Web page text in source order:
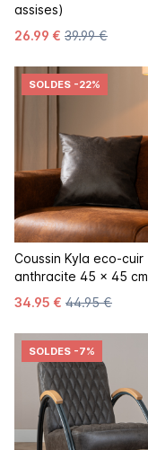
assises)
26.99 € 39.99 €
SOLDES -22%
Coussin Kyla eco-cuir
anthracite 45 x 45 cm
34.95 € 44.95 €
SOLDES -7%